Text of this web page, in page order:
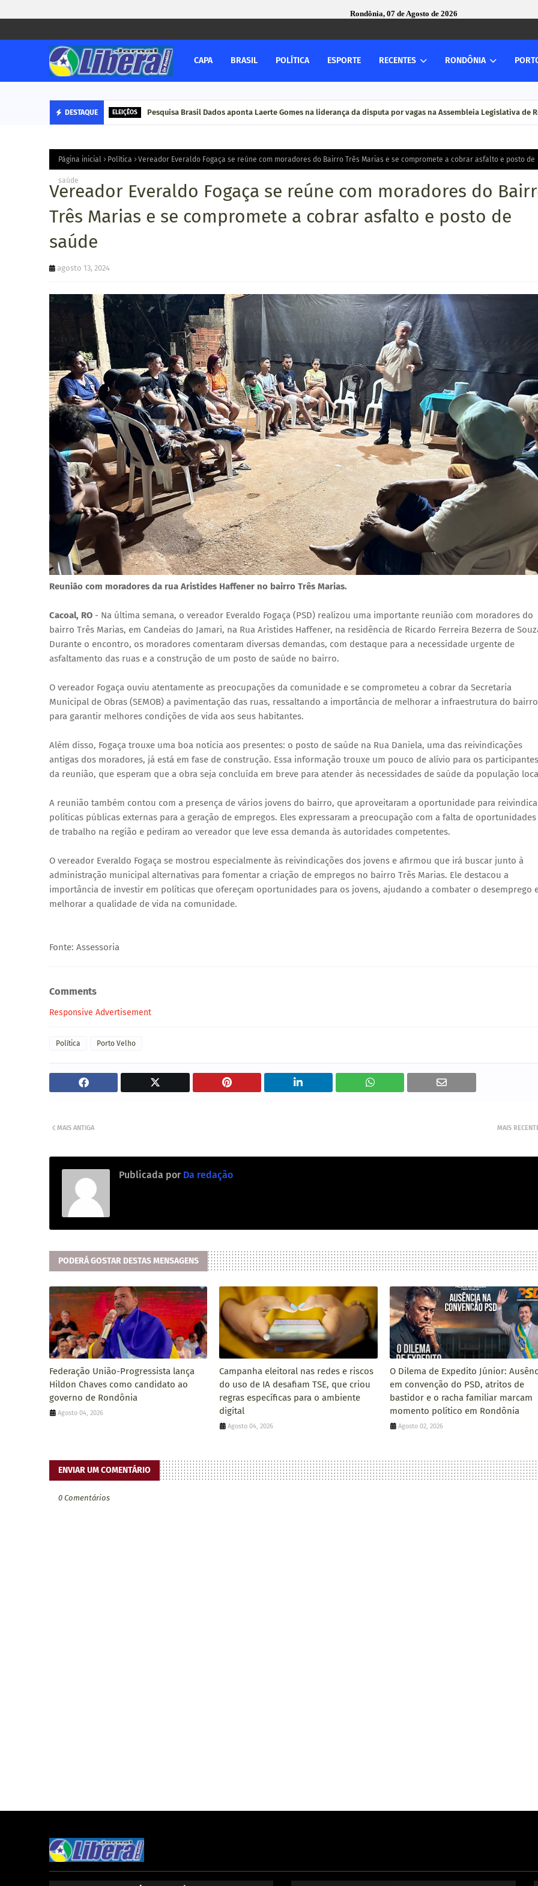
Rondônia, 07 de Agosto de 2026
CAPA BRASIL POLÍTICA ESPORTE RECENTES RONDÔNIA
DESTAQUE ELEIÇÊOS Pesquisa Brasil Dados aponta Laerte Gomes na liderança da disputa por vagas na Assembleia Legislativa de
Página inicial Política Vereador Everaldo Fogaça se reúne com moradores do Bairro Três Marias e se compromete a cobrar asfalto e posto de
saúde
Vereador Everaldo Fogaça se reúne com moradores do
Três Marias e se compromete a cobrar asfalto e posto de
saúde
agosto 13, 2024
Reunião com moradores da rua Aristides Haffener no bairro Três Marias.
Cacoal, RO - Na última semana, o vereador Everaldo Fogaça (PSD) realizou uma importante reunião com moradores do
bairro Três Marias, em Candeias do Jamari, na Rua Aristides Haffener, na residência de Ricardo Ferreira Bezerra de
Durante o encontro, os moradores comentaram diversas demandas, com destaque para a necessidade urgente de
asfaltamento das ruas e a construção de um posto de saúde no bairro.
O vereador Fogaça ouviu atentamente as preocupações da comunidade e se comprometeu a cobrar da Secretaria
Municipal de Obras (SEMOB) a pavimentação das ruas, ressaltando a importância de melhorar a infraestrutura do bairro
para garantir melhores condições de vida aos seus habitantes.
Além disso, Fogaça trouxe uma boa notícia aos presentes: o posto de saúde na Rua Daniela, uma das reivindicações
antigas dos moradores, já está em fase de construção. Essa informação trouxe um pouco de alívio para os participantes
da reunião, que esperam que a obra seja concluída em breve para atender às necessidades de saúde da população
A reunião também contou com a presença de vários jovens do bairro, que aproveitaram a oportunidade para
políticas públicas externas para a geração de empregos. Eles expressaram a preocupação com a falta de oportunidades
de trabalho na região e pediram ao vereador que leve essa demanda às autoridades competentes.
O vereador Everaldo Fogaça se mostrou especialmente às reivindicações dos jovens e afirmou que irá buscar junto à
administração municipal alternativas para fomentar a criação de empregos no bairro Três Marias. Ele destacou a
importância de investir em políticas que ofereçam oportunidades para os jovens, ajudando a combater o desemprego
melhorar a qualidade de vida na comunidade.
Fonte: Assessoria
Comments
Responsive Advertisement
Política Porto Velho
MAIS
MAIS ANTIGA
Publicada por Da redação
PODERÁ GOSTAR DESTAS MENSAGENS
Federação União-Progressista lança
Hildon Chaves como candidato ao
governo de Rondônia
Agosto 04, 2026
Campanha eleitoral nas redes e riscos
do uso de IA desafiam TSE, que criou
regras específicas para o ambiente
digital
Agosto 04, 2026
O Dilema de Expedito Júnior:
em convenção do PSD, atritos de
bastidor e o racha familiar marcam
momento político em Rondônia
Agosto 02, 2026
ENVIAR UM COMENTÁRIO
0 Comentários